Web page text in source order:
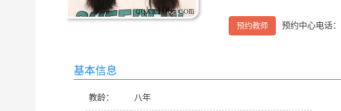
预约教师 预约中心电话：
基本信息
教龄： 八年